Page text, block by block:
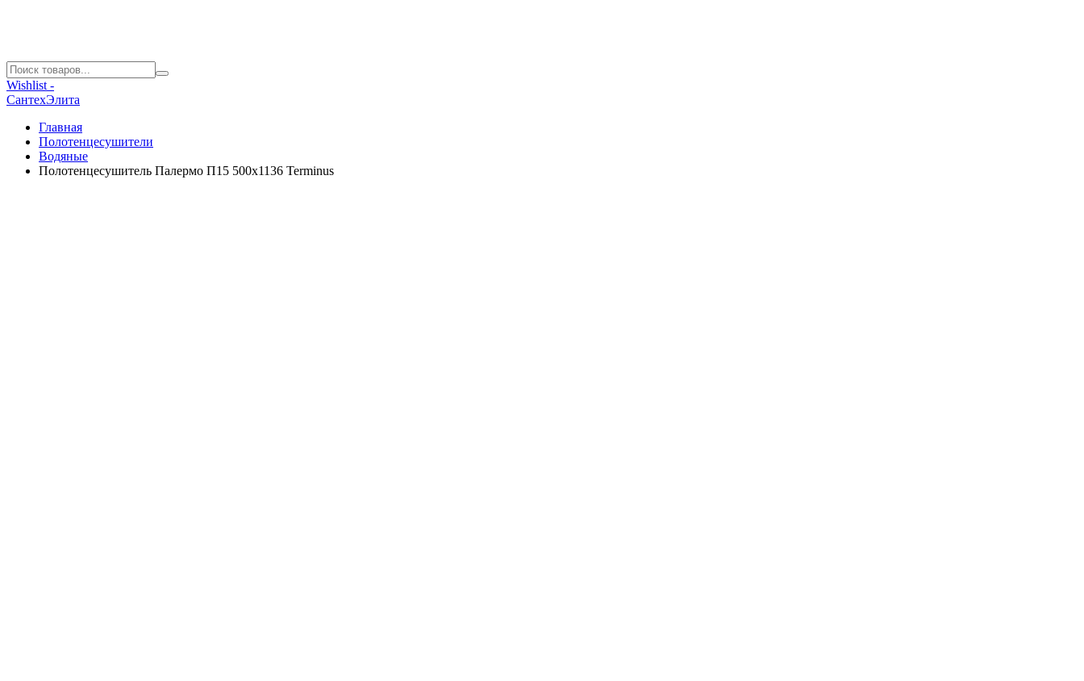
Wishlist -
СантехЭлита
Главная
Полотенцесушители
Водяные
Полотенцесушитель Палермо П15 500х1136 Terminus